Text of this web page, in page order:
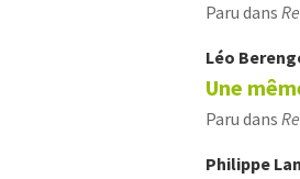
Paru dans
Léo
Une
Paru dans
Philippe